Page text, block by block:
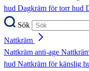
hud Dagkräm för torr hud
Sök
Nattkräm
Nattkräm anti-age
hud Nattkräm för känslig